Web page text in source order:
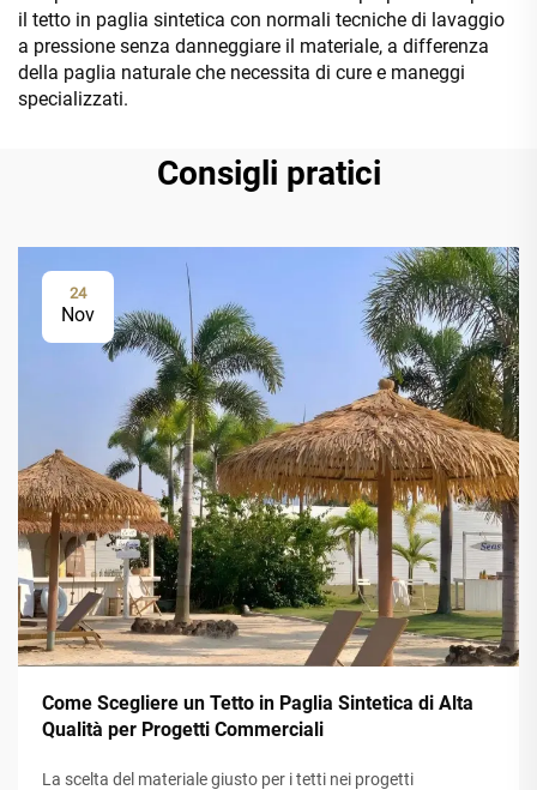
il tetto in paglia sintetica con normali tecniche di lavaggio
a pressione senza danneggiare il materiale, a differenza
della paglia naturale che necessita di cure e maneggi
specializzati.
Consigli pratici
24
Nov
Come Scegliere un Tetto in Paglia Sintetica di Alta
Qualità per Progetti Commerciali
La scelta del materiale giusto per i tetti nei progetti